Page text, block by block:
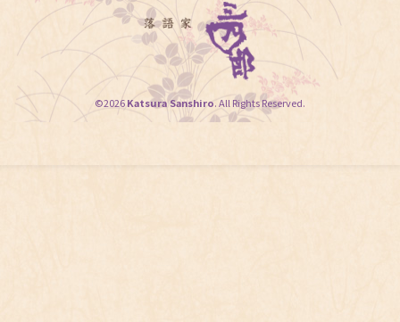
©2026Katsura Sanshiro. All Rights Reserved.